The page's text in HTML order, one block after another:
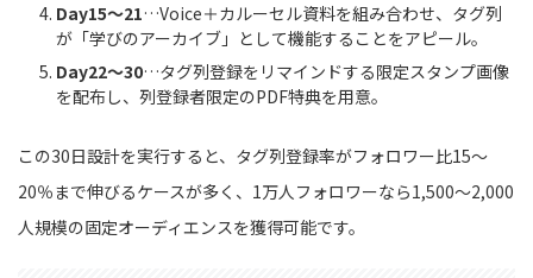
Day15〜21…Voice＋カルーセル資料を組み合わせ、タグ列
が「学びのアーカイブ」として機能することをアピール。
Day22〜30…タグ列登録をリマインドする限定スタンプ画像
を配布し、列登録者限定のPDF特典を用意。
この30日設計を実行すると、タグ列登録率がフォロワー比15〜
20％まで伸びるケースが多く、1万人フォロワーなら1,500〜2,000
人規模の固定オーディエンスを獲得可能です。